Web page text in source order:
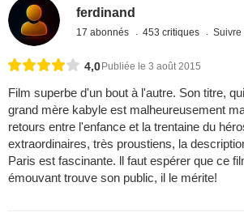
ferdinand
17 abonnés 453 critiques Suivre
4,0 Publiée le 3 août 2015
Film superbe d'un bout à l'autre. Son titre,
grand mère kabyle est malheureusement
retours entre l'enfance et la trentaine du
extraordinaires, très proustiens, la
Paris est fascinante. ll faut espérer que ce
émouvant trouve son public, il le mérite!